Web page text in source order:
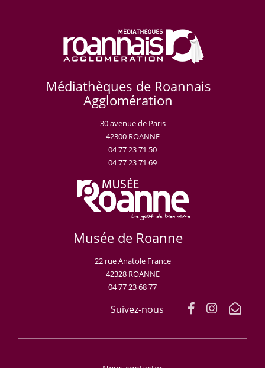
Médiathèques de Roannais
Agglomération
30 avenue de Paris
42300 ROANNE
04 77 23 71 50
04 77 23 71 69
Musée de Roanne
22 rue Anatole France
42328 ROANNE
04 77 23 68 77
Suivez-nous